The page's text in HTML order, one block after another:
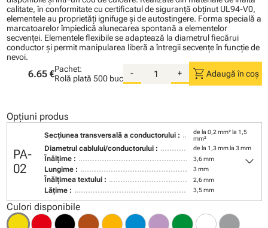
calitate, în conformitate cu certificatul de siguranţă obţinut UL94-V0,
elementele au proprietăţi ignifuge şi de autostingere. Forma specială a
marcatoarelor împiedică alunecarea spontană a elementelor
secvenţei. Elementele flexibile se adaptează la diametrul fiecărui
conductor şi permit manipularea liberă a întregii secvenţe în funcţie de
nevoi.
6.65 €Pachet:
Rolă plată 500 buc
- + shopping_cart Adaugă în coș
Opțiuni produs
PA-
02
Secţiunea transversală a conductorului :
de la 0,2 mm² la 1,5
mm²
Diametrul cablului/conductorului : de la 1,3 mm la 3 mm
Înălţime : 3,6 mm
Lungime : 3 mm
Înălţimea textului : 2,6 mm
Lăţime : 3,5 mm
keyboard_arrow_down
Culori disponibile